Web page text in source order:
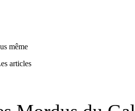
même
articles